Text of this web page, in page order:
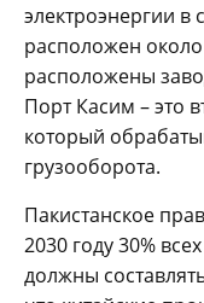
электроэнергии в
расположен
расположены
Порт Касим – это
который
грузооборота.
Пакистанское
2030 году 30%
должны